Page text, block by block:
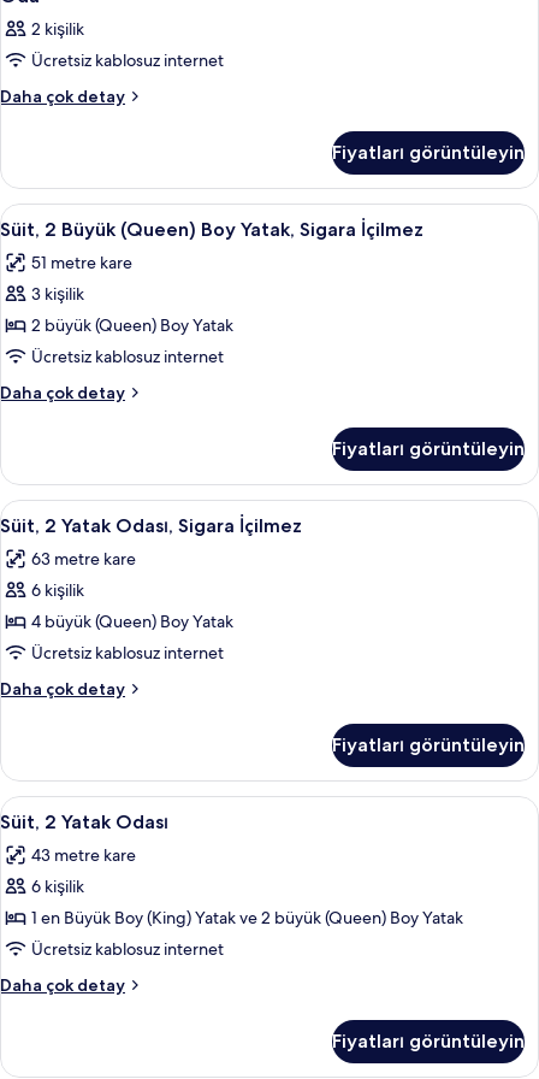
2 kişilik
Ücretsiz kablosuz internet
Daha çok detay
Oda
detay
Fiyatları görüntüleyin
Süit,
2
Büyük
(Queen)
Boy
Yatak,
Sigara
İçilmez
tüm
fotoğrafları
görün
Masa, ütü/ütü masası, ücretsiz beşik/
4
Süit, 2 Büyük (Queen) Boy Yatak, Sigara İçilmez
51 metre kare
3 kişilik
2 büyük (Queen) Boy Yatak
Ücretsiz kablosuz internet
Daha çok detay
Süit,
Boy
Yatak,
Sigara
hakkında
daha
detay
Fiyatları görüntüleyin
Süit,
2
Yatak
Odası,
Sigara
İçilmez
için
tüm
görün
Kablolu TV kanalları bulunan 32 inç
5
Süit, 2 Yatak Odası, Sigara İçilmez
63 metre kare
6 kişilik
4 büyük (Queen) Boy Yatak
Ücretsiz kablosuz internet
Daha çok detay
Süit,
Sigara
İçilmez
hakkında
fazla
detay
Fiyatları görüntüleyin
Süit,
2
Yatak
Odası
için
tüm
fotoğrafları
görün
Kablolu TV kanalları bulunan 32 inç
5
Süit, 2 Yatak Odası
43 metre kare
6 kişilik
1 en Büyük Boy (King) Yatak ve 2 büyük (Queen) Boy Yatak
Ücretsiz kablosuz internet
Daha çok detay
Süit,
hakkında
Fiyatları görüntüleyin